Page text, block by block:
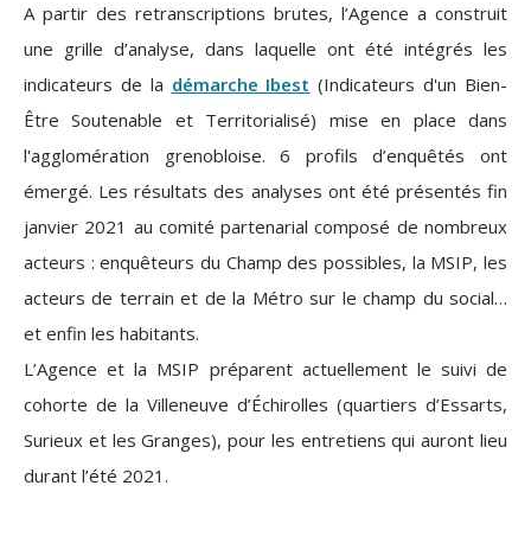
A partir des retranscriptions brutes, l’Agence a construit
une grille d’analyse, dans laquelle ont été intégrés les
indicateurs de la démarche Ibest (Indicateurs d'un Bien-
Être Soutenable et Territorialisé) mise en place dans
l'agglomération grenobloise. 6 profils d’enquêtés ont
émergé. Les résultats des analyses ont été présentés fin
janvier 2021 au comité partenarial composé de nombreux
acteurs : enquêteurs du Champ des possibles, la MSIP, les
acteurs de terrain et de la Métro sur le champ du social…
et enfin les habitants.
L’Agence et la MSIP préparent actuellement le suivi de
cohorte de la Villeneuve d’Échirolles (quartiers d’Essarts,
Surieux et les Granges), pour les entretiens qui auront lieu
durant l’été 2021.